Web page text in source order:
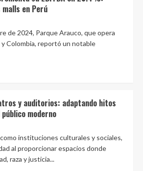
en Perú
de 2024, Parque Arauco, que opera
y Colombia, reportó un notable
y auditorios: adaptando hitos
moderno
instituciones culturales y sociales,
al proporcionar espacios donde
raza y justicia...